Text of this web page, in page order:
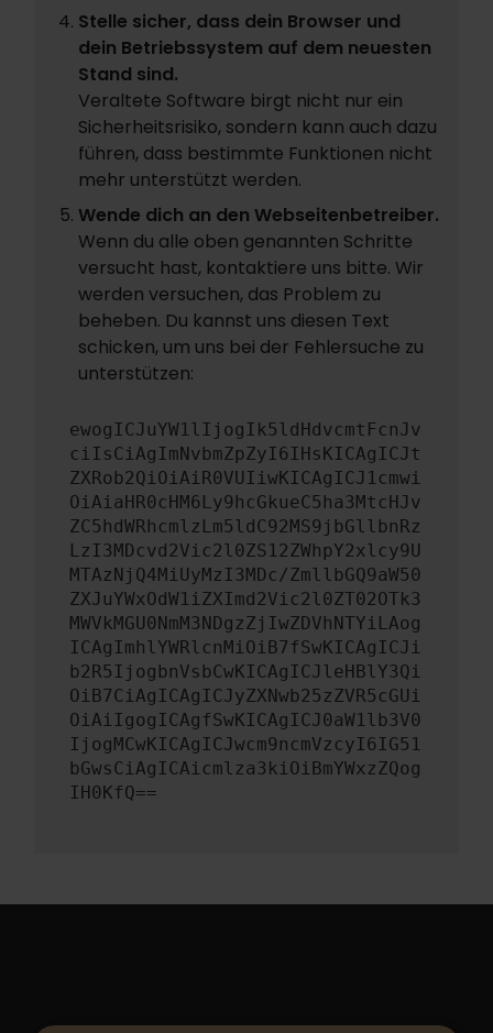
Stelle sicher, dass dein Browser und
dein Betriebssystem auf dem neuesten
Stand sind.
Veraltete Software birgt nicht nur ein
Sicherheitsrisiko, sondern kann auch dazu
führen, dass bestimmte Funktionen nicht
mehr unterstützt werden.
Wende dich an den Webseitenbetreiber.
Wenn du alle oben genannten Schritte
versucht hast, kontaktiere uns bitte. Wir
werden versuchen, das Problem zu
beheben. Du kannst uns diesen Text
schicken, um uns bei der Fehlersuche zu
unterstützen:
ewogICJuYW1lIjogIk5ldHdvcmtFcnJv
ciIsCiAgImNvbmZpZyI6IHsKICAgICJt
ZXRob2QiOiAiR0VUIiwKICAgICJ1cmwi
OiAiaHR0cHM6Ly9hcGkueC5ha3MtcHJv
ZC5hdWRhcmlzLm5ldC92MS9jbGllbnRz
LzI3MDcvd2Vic2l0ZS12ZWhpY2xlcy9U
MTAzNjQ4MiUyMzI3MDc/ZmllbGQ9aW50
ZXJuYWxOdW1iZXImd2Vic2l0ZT02OTk3
MWVkMGU0NmM3NDgzZjIwZDVhNTYiLAog
ICAgImhlYWRlcnMiOiB7fSwKICAgICJi
b2R5IjogbnVsbCwKICAgICJleHBlY3Qi
OiB7CiAgICAgICJyZXNwb25zZVR5cGUi
OiAiIgogICAgfSwKICAgICJ0aW1lb3V0
IjogMCwKICAgICJwcm9ncmVzcyI6IG51
bGwsCiAgICAicmlza3kiOiBmYWxzZQog
IH0KfQ==